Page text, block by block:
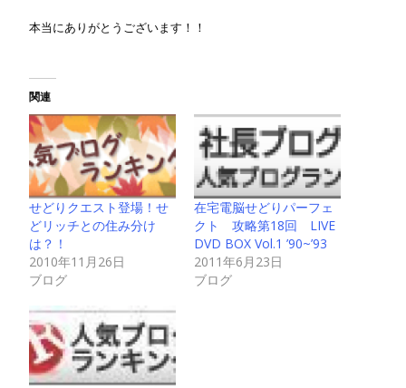
本当にありがとうございます！！
関連
せどりクエスト登場！せ
どリッチとの住み分け
は？！
2010年11月26日
ブログ
在宅電脳せどりパーフェ
クト 攻略第18回 LIVE
DVD BOX Vol.1 ’90~’93
2011年6月23日
ブログ